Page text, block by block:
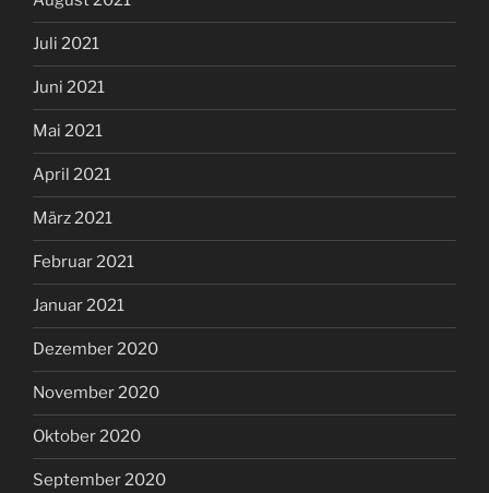
Juli 2021
Juni 2021
Mai 2021
April 2021
März 2021
Februar 2021
Januar 2021
Dezember 2020
November 2020
Oktober 2020
September 2020